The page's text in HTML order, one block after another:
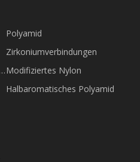
Polyamid
Zirkoniumverbindungen
Modifiziertes Nylon
Halbaromatisches Polyamid